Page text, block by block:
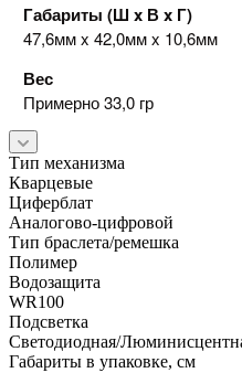
Габариты (Ш x В x Г)
47,6мм x 42,0мм x 10,6мм
Вес
Примерно 33,0 гр
Тип механизма
Кварцевые
Циферблат
Аналогово-цифровой
Тип браслета/ремешка
Полимер
Водозащита
WR100
Подсветка
Светодиодная/
Габариты в упаковке, см